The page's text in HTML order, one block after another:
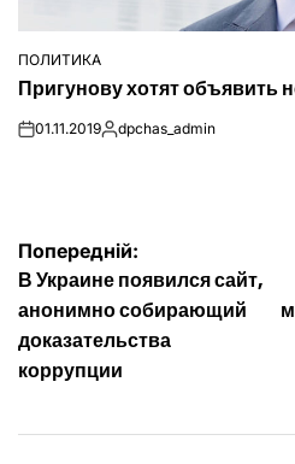
ОПУБЛІКУВАТИ
ПОЛИТИКА
Пригунову хотят объявить
on01.11.2019Опубліковано
dpchas_admin
Навігація
записів
Попередній:
В Украине появился сайт,
анонимно собирающий
доказательства
коррупции